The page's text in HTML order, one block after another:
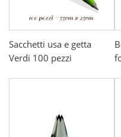
Sacchetti usa e getta
Verdi 100 pezzi